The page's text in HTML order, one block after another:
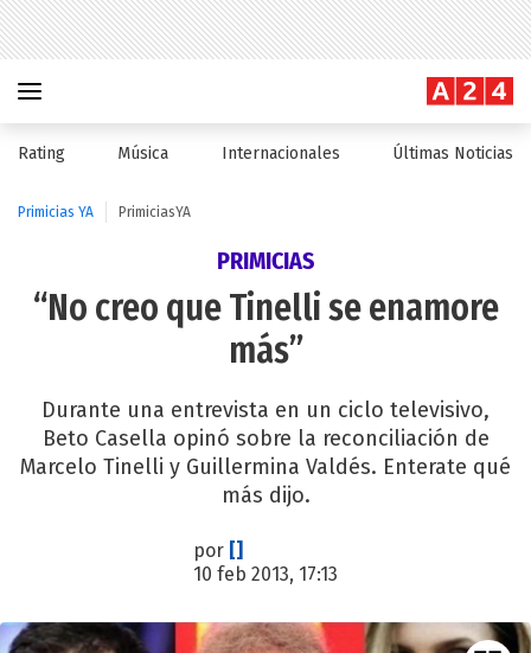
Rating Música Internacionales Últimas Noticias
Primicias YA PrimiciasYA
PRIMICIAS
“No creo que Tinelli se enamore
más”
Durante una entrevista en un ciclo televisivo,
Beto Casella opinó sobre la reconciliación de
Marcelo Tinelli y Guillermina Valdés. Enterate qué
más dijo.
por []
10 feb 2013, 17:13